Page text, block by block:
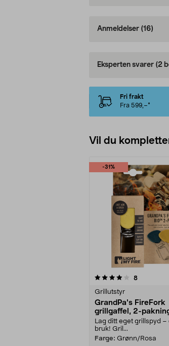
Anmeldelser (16)
Eksperten svarer (2
Fri frakt
Fra 599,–*
Vil du
-31%
8
Grillutstyr
GrandPa's FireFork
grillgaffel, 2-
Lag ditt eget grillspyd –
bruk! Gril...
Farge: Grønn/Rosa